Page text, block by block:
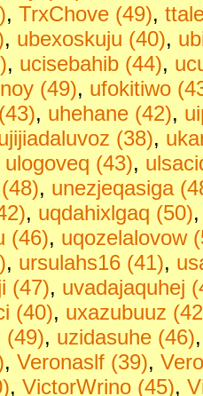
, TrxChove (49),
, ubexoskuju (40),
, ucisebahib (44),
(49), ufokitiwo
, uhehane (42),
(38),
ulogoveq (43),
, unezjeqasiga
, uqdahixlgaq (50)
(46), uqozelalovow
, ursulahs16 (41),
(47), uvadajaquhej
(40), uxazubuuz
(49), uzidasuhe (46)
, Veronaslf (39),
, VictorWrino (45),